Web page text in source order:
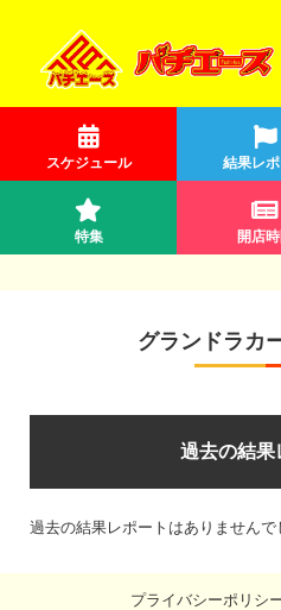
スケジュール 結果レ
特集 開店
グランドラカ
過去の結果
過去の結果レポートはありませんで
プライバシーポリシ